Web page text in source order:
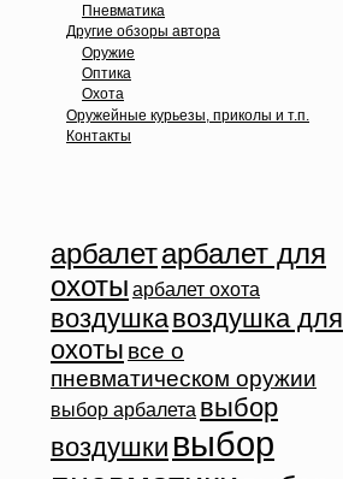
Пневматика
Другие обзоры автора
Оружие
Оптика
Охота
Оружейные курьезы, приколы и т.п.
Контакты
арбалетарбалет для
охоты арбалет охота
воздушкавоздушка для
охоты все о
пневматическом оружии
выбор арбалета выбор
воздушки выбор